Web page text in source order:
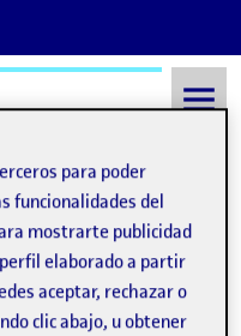
2022
para poder
funcionalidades del
mostrarte publicidad
elaborado a partir
aceptar, rechazar o
clic abajo, u obtener